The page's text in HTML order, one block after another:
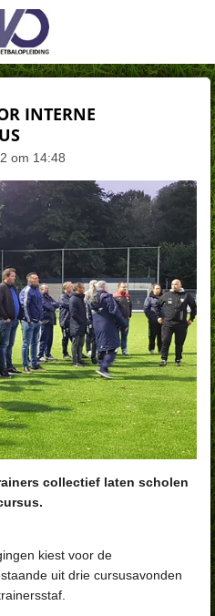
INTERNE
om 14:48
collectief laten scholen
kiest voor de
uit drie cursusavonden